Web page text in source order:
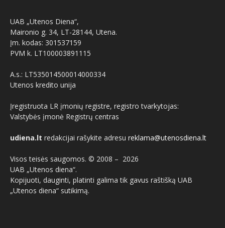
UAB „Utenos Diena“,
Maironio g. 34, LT-28144, Utena.
Įm. kodas: 301537159
PVM k. LT100003891115
A.s.: LT535014500014000334
Utenos kredito unija
Įregistruota LR įmonių registre, registro tvarkytojas:
Valstybės įmonė Registrų centras
udiena.lt redakcijai rašykite adresu reklama@utenosdiena.lt
Visos teisės saugomos. © 2008 – 2026
UAB „Utenos diena“.
Kopijuoti, dauginti, platinti galima tik gavus raštišką UAB
„Utenos diena“ sutikimą.